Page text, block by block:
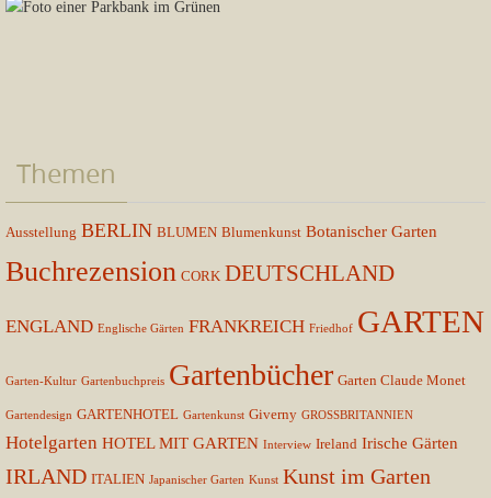
Themen
Ausstellung BERLIN BLUMEN Blumenkunst Botanischer Garten
Buchrezension CORK DEUTSCHLAND
ENGLAND Englische Gärten FRANKREICH Friedhof GARTEN
Garten-Kultur Gartenbuchpreis Gartenbücher Garten Claude Monet
Gartendesign GARTENHOTEL Gartenkunst Giverny GROSSBRITANNIEN
Hotelgarten HOTEL MIT GARTEN Interview Ireland Irische Gärten
IRLAND ITALIEN Japanischer Garten Kunst Kunst im Garten